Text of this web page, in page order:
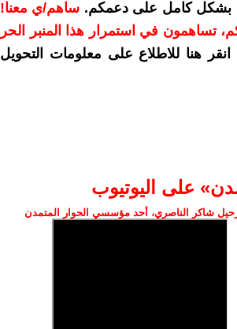
بشكل كامل على دعمكم. ساهم/ي معنا!
تساهمون في استمرار هذا المنبر الحر
انقر هنا للاطلاع على معلومات التحويل
على اليوتيوب
شاكر الناصري، أحد مؤسسي الحوار المتمدن